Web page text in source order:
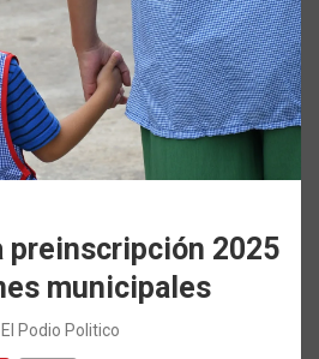
preinscripción 2025
municipales
El Podio Politico